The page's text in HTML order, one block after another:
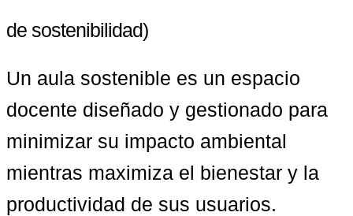
de sostenibilidad)
Un aula sostenible es un espacio
docente diseñado y gestionado para
minimizar su impacto ambiental
mientras maximiza el bienestar y la
productividad de sus usuarios.